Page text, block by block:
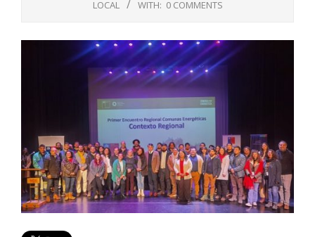
LOCAL
WITH: 0 COMMENTS